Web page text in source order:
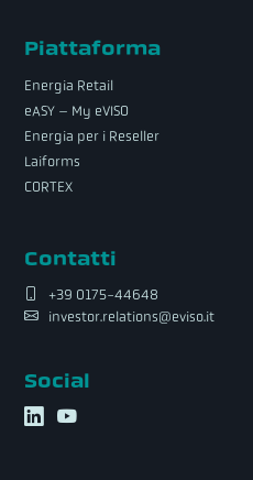
Piattaforma
Energia Retail
eASY – My eVISO
Energia per i Reseller
Laiforms
CORTEX
Contatti
+39 0175-44648
investor.relations@eviso.it
Social